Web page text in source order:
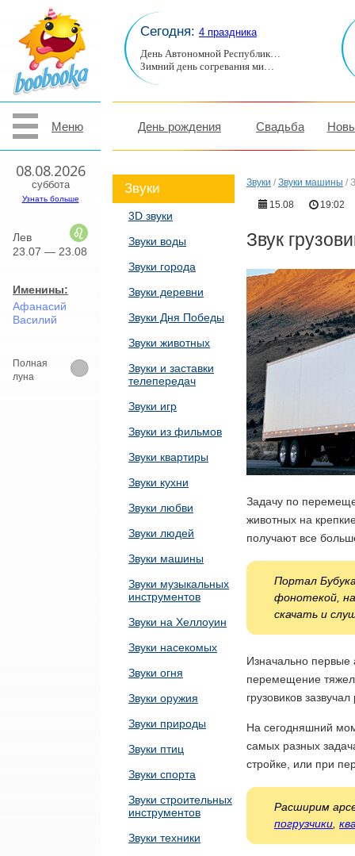
Меню
08.08.2026
суббота
Узнать больше
Лев
23.07 — 23.08
Именины:
Афанасий
Василий
Полная
луна
Сегодня: 4 праздника
День Автономной Республик…
Зимний день согревания ми…
День рождения Свадьба
Звуки
3D звуки
Звуки воды
Звуки города
Звуки деревни
Звуки Дня Победы
Звуки животных
Звуки и заставки
телепередач
Звуки игр
Звуки из фильмов
Звуки квартиры
Звуки кухни
Звуки любви
Звуки людей
Звуки машины
Звуки музыкальных
инструментов
Звуки на Хеллоуин
Звуки насекомых
Звуки огня
Звуки оружия
Звуки природы
Звуки птиц
Звуки спорта
Звуки строительных
инструментов
Звуки техники
Звуки / Звуки машины /
15.08
19:02
Звук
Задачу по
животных на
получают все
Портал
фонотекой,
скачать и
Изначально первые
перемещение
грузовиков
На сегодняшний
самых разных
стройке, или при
Расширим
погрузчики